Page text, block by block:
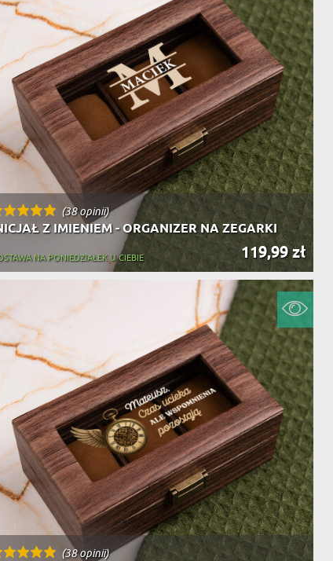
(38 opinii)
Z IMIENIEM - ORGANIZER NA ZEGARKI
119,99 zł
NA PONIEDZIAŁEK U CIEBIE
(38 opinii)